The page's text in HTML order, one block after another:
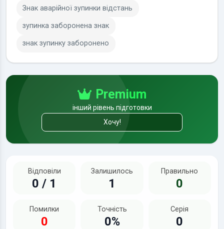
Знак аварійної зупинки відстань
зупинка заборонена знак
знак зупинку заборонено
Premium
інший рівень підготовки
Хочу!
Відповіли
0 / 1
Залишилось
1
Правильно
0
Помилки
0
Точність
0%
Серія
0